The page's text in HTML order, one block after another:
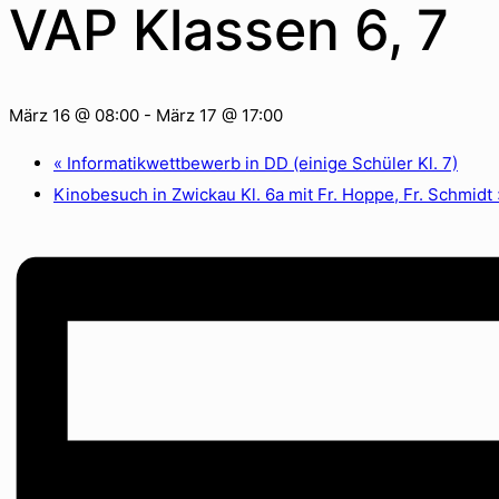
VAP Klassen 6, 7
März 16 @ 08:00 - März 17 @ 17:00
« Informatikwettbewerb in DD (einige Schüler Kl. 7)
Kinobesuch in Zwickau Kl. 6a mit Fr. Hoppe, Fr. Schmidt